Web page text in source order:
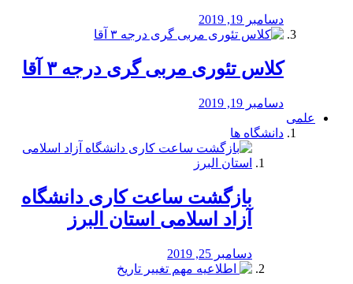
دسامبر 19, 2019
کلاس تئوری مربی گری درجه ۳ آقا
دسامبر 19, 2019
علمی
دانشگاه ها
بازگشت ساعت کاری دانشگاه
آزاد اسلامی استان البرز
دسامبر 25, 2019